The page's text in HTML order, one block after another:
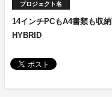
プロジェクト名
14インチPCもA4書類も収
HYBRID